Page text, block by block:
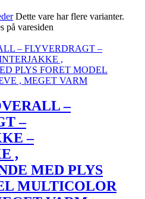
Dette vare har flere varianter.
på varesiden
–
–
–
,
MED PLYS
MULTICOLOR